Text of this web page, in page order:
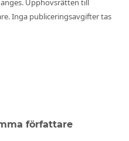
Inga publiceringsavgifter tas
författare